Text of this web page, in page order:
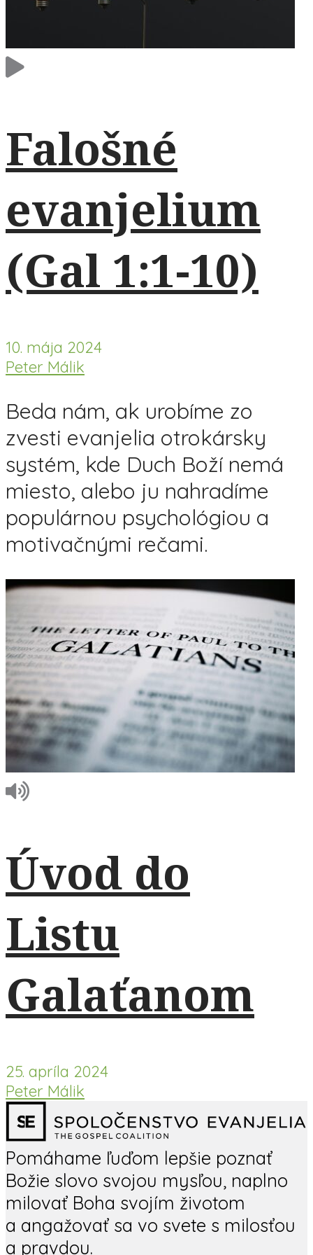
Falošné
evanjelium
(Gal 1:1-10)
10. mája 2024
Peter Málik
Beda nám, ak urobíme zo
zvesti evanjelia otrokársky
systém, kde Duch Boží nemá
miesto, alebo ju nahradíme
populárnou psychológiou a
motivačnými rečami.
Úvod do
Listu
Galaťanom
25. apríla 2024
Peter Málik
Pomáhame ľuďom lepšie poznať
Božie slovo svojou mysľou, naplno
milovať Boha svojím životom
a angažovať sa vo svete s milosťou
a pravdou.